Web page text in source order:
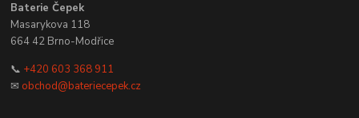
Baterie Čepek
Masarykova 118
664 42 Brno-Modřice
📞 +420 603 368 911
✉ obchod@bateriecepek.cz